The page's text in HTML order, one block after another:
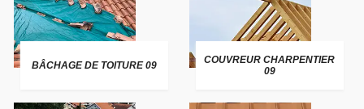
BÂCHAGE DE TOITURE 09
COUVREUR CHARPENTIER
09